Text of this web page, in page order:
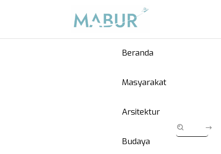
Beranda
Masyarakat
Arsitektur
Budaya